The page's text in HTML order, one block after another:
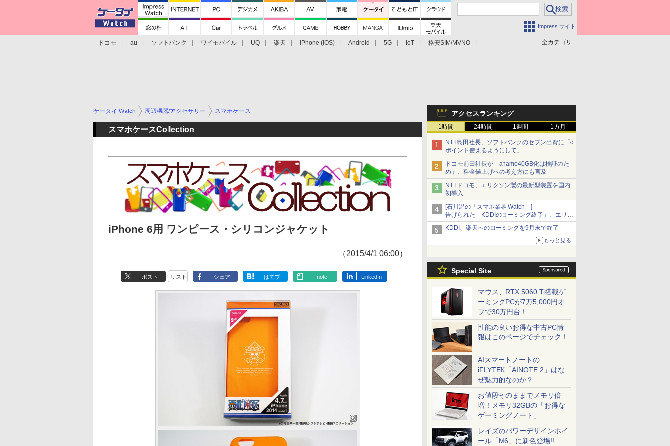
Impress サイト
全カテゴリ
ドコモ au ソフトバンク ワイモバイル UQ 楽天 iPhone (iOS) Android 5G IoT
格安SIM/MVNO
アクセスランキング
1時間 24時間 1週間 1カ月
NTT島田社長、ソフトバンクのセブン出資に「d
ポイント使えるようにして」
ドコモ前田社長が「ahamo40GB化は検証のた
め」、料金値上げへの考え方にも言及
NTTドコモ、エリクソン製の最新型装置を国内
初導入
[石川温の「スマホ業界 Watch」]
告げられた「KDDIのローミング終了」、エリア
マップの落とし穴と楽天モバイルの課題
KDDI、楽天へのローミングを9月末で終了
もっと見る
Special Site
マウス、RTX 5060 Ti搭載ゲ
ーミングPCが7万5,000円オ
フで30万円台！
性能の良いお得な中古PC情
報はこのページでチェック！
AIスマートノートの
iFLYTEK「AINOTE 2」はな
ぜ魅力的なのか？
お値段そのままでメモリ倍
増！メモリ32GBの「お得な
ゲーミングノート」
レイズのパワーデザインホイ
ール「M6」に新色登場!!
ケータイ Watch 周辺機器/アクセサリー スマホケース
スマホケースCollection
iPhone 6用 ワンピース・シリコンジャケット
（2015/4/1 06:00）
ポスト リスト シェア はてブ note LinkedIn